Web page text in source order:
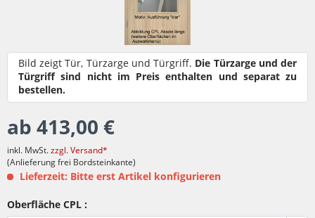
Bild zeigt Tür, Türzarge und Türgriff. Die Türzarge und der
Türgriff sind nicht im Preis enthalten und separat zu
bestellen.
ab 413,00 €
inkl. MwSt.zzgl. Versand*
(Anlieferung frei Bordsteinkante)
Lieferzeit: Bitte erst Artikel konfigurieren
Oberfläche CPL :